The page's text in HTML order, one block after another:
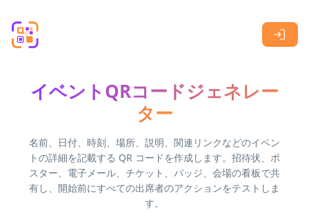
イベントQRコードジェネレー
ター
名前、日付、時刻、場所、説明、関連リンクなどのイベン
トの詳細を記載する QR コードを作成します。招待状、ポ
スター、電子メール、チケット、バッジ、会場の看板で共
有し、開始前にすべての出席者のアクションをテストしま
す。